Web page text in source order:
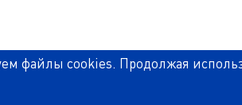
файлы cookies. Продолжая